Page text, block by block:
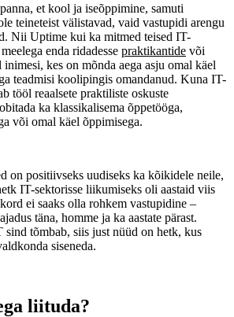
et kool ja iseõppimine, samuti
teineteist välistavad, vaid vastupidi arengu
Nii Uptime kui ka mitmed teised IT-
enda ridadesse praktikantide või
kes on mõnda aega asju omal käel
teadmisi koolipingis omandanud. Kuna IT-
tööl reaalsete praktiliste oskuste
ka klassikalisema õppetööga,
või omal käel õppimisega.
on positiivseks uudiseks ka kõikidele neile,
IT-sektorisse liikumiseks oli aastaid viis
ei saaks olla rohkem vastupidine –
täna, homme ja ka aastate pärast.
sind tõmbab, siis just nüüd on hetk, kus
siseneda.
liituda?